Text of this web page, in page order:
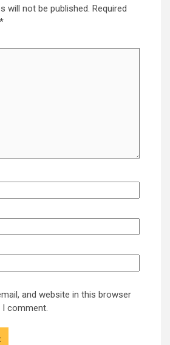
will not be published. Required
*
and website in this browser
comment.